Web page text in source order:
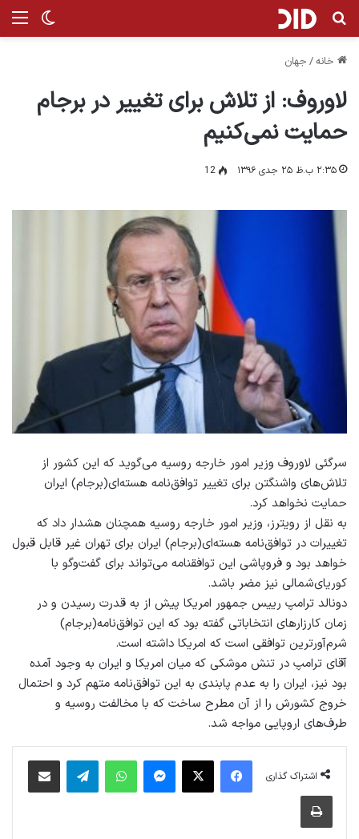
تغییر جستجو برای
خانه/ جهان
لاوروف: از تلاش برای تغییر در برجام
حمایت نمی‌کنیم
۲:۳۵ ب.ظ ۲۵ جدی ۱۳۹۶ 12
سرگئی لاوروف وزیر امور خارجه روسیه می‌گوید که این کشور از
تلاش‌های واشنگتن برای تغییر توافق‌نامه هسته‌ای(برجام) ایران
حمایت نخواهد کرد.
به نقل از رویترز، وزیر امور خارجه روسیه همچنان هشدار داد که
تغییرات در توافق‌نامه هسته‌ای(برجام) ایران برای تهران غیر قابل قبول
خواهد بود و فروپاشی این توافقنامه می‌تواند برای گفت‌وگو با
کوریای‌شمالی نیز مضر باشد.
دونالد ترامپ رییس جمهور امریکا پیش از به قدرت رسیدن و در
زمان کارزارهای انتخاباتی گفته بود که این توافق‌نامه(برجام)
شرم‌آورترین توافقی است که امریکا داشته است.
آقای ترامپ در تنش موشکی که میان امریکا و ایران به وجود آمده
بود نیز، ایران را به عدم پابندی به این توافق‌نامه متهم کرد و احتمال
خروج کشورش را از آن مطرح ساخت که با مخالفت روسیه و
طرف‌های اروپایی مواجه شد.
اشتراک گذاری
فیس بوک پیام رسان واتس آپ